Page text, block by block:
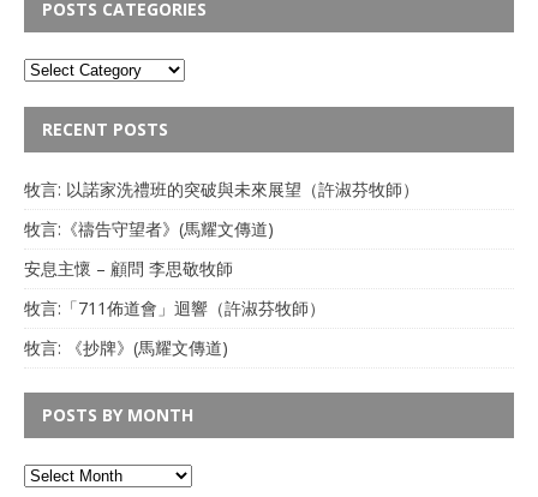
POSTS CATEGORIES
RECENT POSTS
牧言: 以諾家洗禮班的突破與未來展望（許淑芬牧師）
牧言:《禱告守望者》(馬耀文傳道)
安息主懷 – 顧問 李思敬牧師
牧言:「711佈道會」迴響（許淑芬牧師）
牧言: 《抄牌》(馬耀文傳道)
POSTS BY MONTH